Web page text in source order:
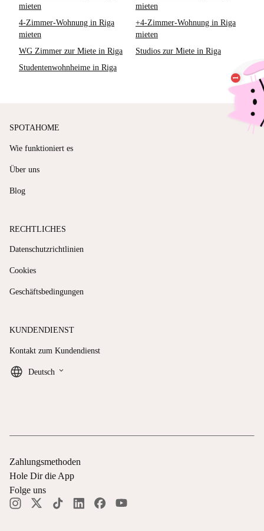
mieten
mieten
4-Zimmer-Wohnung in Riga
mieten
+4-Zimmer-Wohnung in Riga
mieten
WG Zimmer zur Miete in Riga
Studios zur Miete in Riga
Studentenwohnheime in Riga
SPOTAHOME
Wie funktioniert es
Über uns
Blog
RECHTLICHES
Datenschutzrichtlinien
Cookies
Geschäftsbedingungen
KUNDENDIENST
Kontakt zum Kundendienst
Deutsch keyboard_arrow_down
Zahlungsmethoden
Hole Dir die App
Folge uns